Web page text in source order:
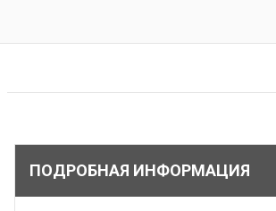
ПОДРОБНАЯ ИНФОРМАЦИЯ